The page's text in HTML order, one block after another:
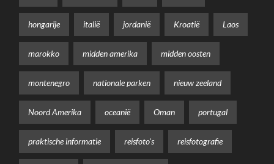
hongarije italië jordanië Kroatië Laos
marokko midden amerika midden oosten
montenegro nationale parken nieuw zeeland
Noord Amerika oceanië Oman portugal
praktische informatie reisfoto's reisfotografie